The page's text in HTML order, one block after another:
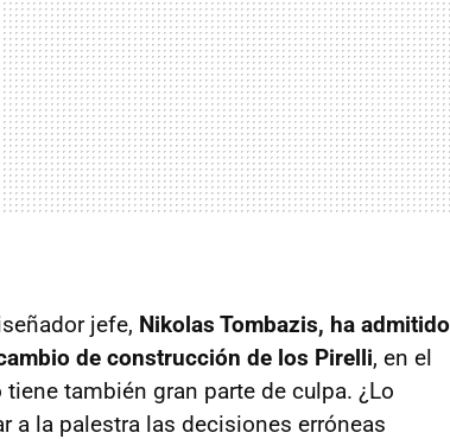
jefe, Nikolas Tombazis, ha admitido
de construcción de los Pirelli, en el
también gran parte de culpa. ¿Lo
a la palestra las decisiones erróneas